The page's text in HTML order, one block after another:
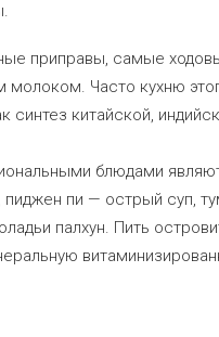
приправы, самые
Часто кухню
синтез китайской,
блюдами
пиджен пи — острый суп,
палхун. Пить